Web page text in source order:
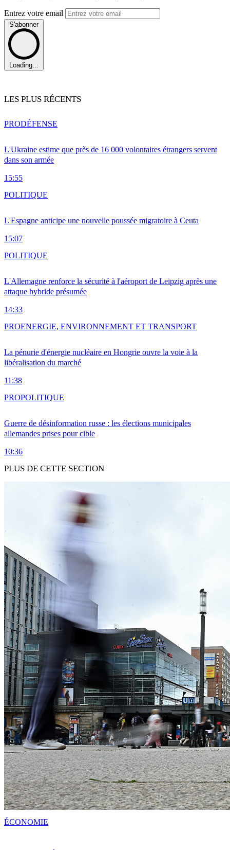
Entrez votre email
S'abonner
Loading...
LES PLUS RÉCENTS
L'Ukraine estime que près de 16 000 volontaires étrangers servent
dans son armée
15:55
PRODÉFENSE
L'Espagne anticipe une nouvelle poussée migratoire à Ceuta
15:07
POLITIQUE
L'Allemagne renforce la sécurité à l'aéroport de Leipzig après une
attaque hybride présumée
14:33
POLITIQUE
La pénurie d'énergie nucléaire en Hongrie ouvre la voie à la
libéralisation du marché
11:38
PROENERGIE, ENVIRONNEMENT ET TRANSPORT
Guerre de désinformation russe : les élections municipales
allemandes prises pour cible
10:36
PROPOLITIQUE
PLUS DE CETTE SECTION
ÉCONOMIE